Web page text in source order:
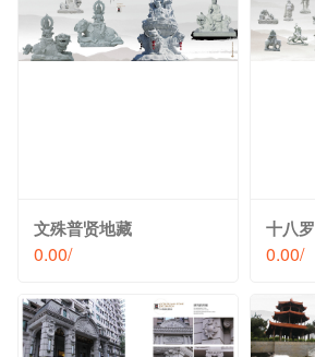
文殊普贤地藏
0.00/
十八
0.00/